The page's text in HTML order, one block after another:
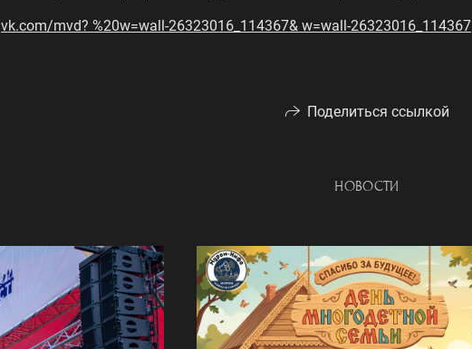
vk.com/mvd? %20w=wall-26323016_114367& w=wall-26323016_114367
Поделиться ссылкой
НОВОСТИ